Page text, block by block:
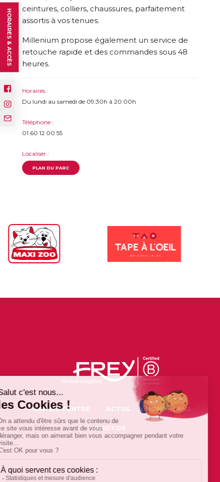
ceintures, colliers, chaussures, parfaitement
assortis à vos tenues.
Millenium propose également un service de
retouche rapide et des commandes sous 48
heures.
Horaires :
Du lundi au samedi de 09:30h à 20:00h
Téléphone :
01 60 12 00 55
Localiser :
PLAN DU PARC
HORAIRES & ACCÈS
PLAN DU CENTRE ACTUS BONS PLANS
PHOTOS